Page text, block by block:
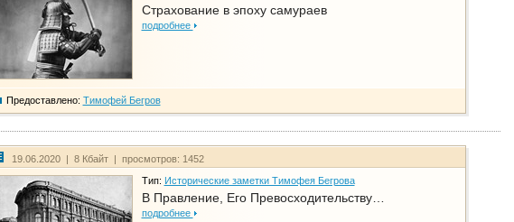
Страхование в эпоху самураев
подробнее
Предоставлено: Тимофей Бегров
19.06.2020 | 8 Кбайт | просмотров: 1452
Тип: Исторические заметки Тимофея Бегрова
В Правление, Его Превосходительству…
подробнее